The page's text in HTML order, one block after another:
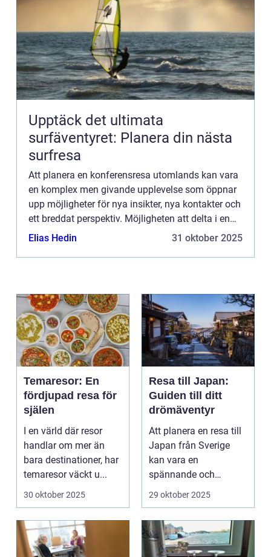
Upptäck det ultimata
surfäventyret: Planera din nästa
surfresa
Att planera en konferensresa utomlands kan vara
en komplex men givande upplevelse som öppnar
upp möjligheter för nya insikter, nya kontakter och
ett breddat perspektiv. Möjligheten att delta i en
internationell konferens inneb&aum...
Elias Hedin 31 oktober 2025
Temaresor: En
fördjupad resa för
själen
I en värld där resor
handlar om mer än
bara destinationer, har
temaresor väckt u...
30 oktober 2025
Resa till Japan:
Guiden till ditt
drömäventyr
Att planera en resa till
Japan från Sverige
kan vara en
spännande och
överväldi...
29 oktober 2025